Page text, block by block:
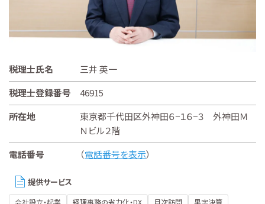
税理士氏名
三井 英一
税理士登録番号
46915
所在地
東京都千代田区外神田６−１６−３ 外神田Ｍ
Ｎビル２階
電話番号
（電話番号を表示）
提供サービス
会社設立・起業 経理事務の省力化・DX 月次訪問
黒字決算